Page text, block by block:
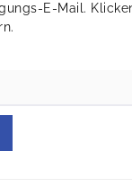
E-Mail.